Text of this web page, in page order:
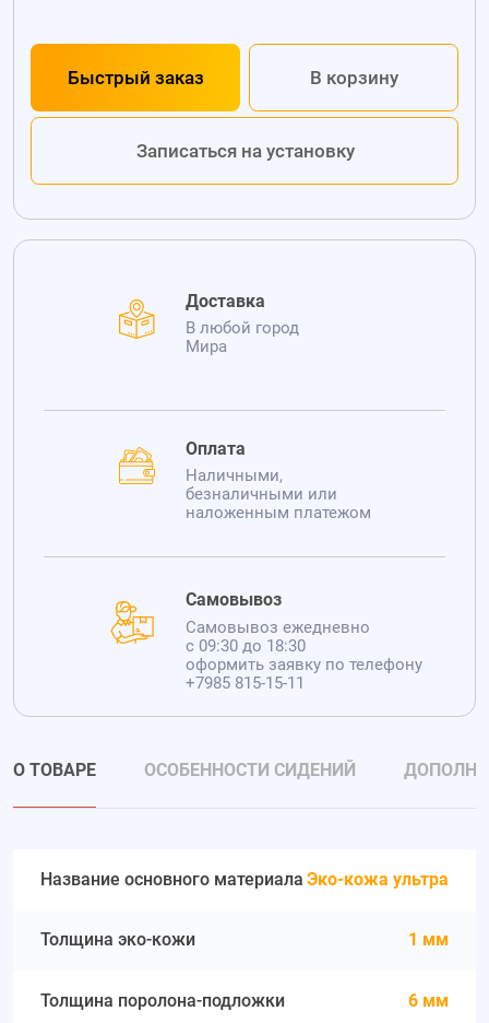
Быстрый заказ В корзину
Записаться на установку
Доставка
В любой город
Мира
Оплата
Наличными,
безналичными или
наложенным платежом
Самовывоз
Самовывоз ежедневно
с 09:30 до 18:30
оформить заявку по телефону
+7985 815-15-11
О ТОВАРЕ ОСОБЕННОСТИ СИДЕНИЙ
Название основного материала Эко-кожа ультра
Толщина эко-кожи 1 мм
Толщина поролона-подложки 6 мм